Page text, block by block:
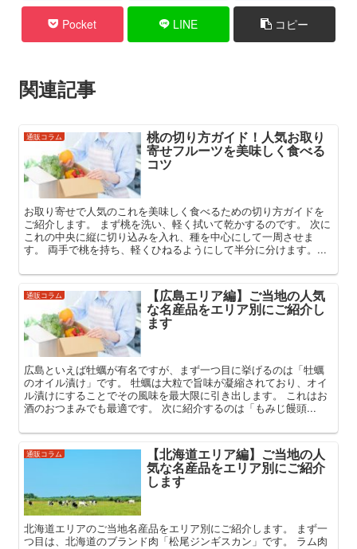
Pocket LINE コピー
関連記事
通販コラム 桃の切り方ガイド！人気お取り
寄せフルーツを美味しく食べる
コツ
お取り寄せで人気のこれを美味しく食べるための切り方ガイドを
ご紹介します。 まず桃を洗い、軽く拭いて乾かするのです。 次に
これの中央に縦に切り込みを入れ、種を中心にして一周させま
す。 両手で桃を持ち、軽くひねるようにして半分に分けます。...
通販コラム 【広島エリア編】ご当地の人気
な名産品をエリア別にご紹介し
ます
広島といえば牡蠣が有名ですが、まず一つ目に挙げるのは「牡蠣
のオイル漬け」です。 牡蠣は大粒で旨味が凝縮されており、オイ
ル漬けにすることでその風味を最大限に引き出します。 これはお
酒のおつまみでも最適です。 次に紹介するのは「もみじ饅頭...
通販コラム 【北海道エリア編】ご当地の人
気な名産品をエリア別にご紹介
します
北海道エリアのご当地名産品をエリア別にご紹介します。 まず一
つ目は、北海道のブランド肉「松尾ジンギスカン」です。 ラム肉